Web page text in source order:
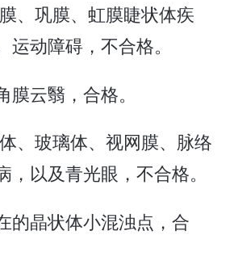
、巩膜、虹膜睫状体疾
动障碍，不合格。
云翳，合格。
、玻璃体、视网膜、脉络
，以及青光眼，不合格。
的晶状体小混浊点，合